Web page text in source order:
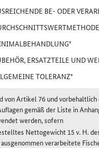
BE- ODER
ERSATZTEILE UND
TOLERANZ"
von Artikel 76 und
gemäß der Liste in
werden, sofern
Nettogewicht 15 v. H.
verarbeitete